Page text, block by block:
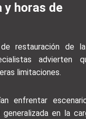
y horas de
de restauración de
advierten
limitaciones.
enfrentar
en la